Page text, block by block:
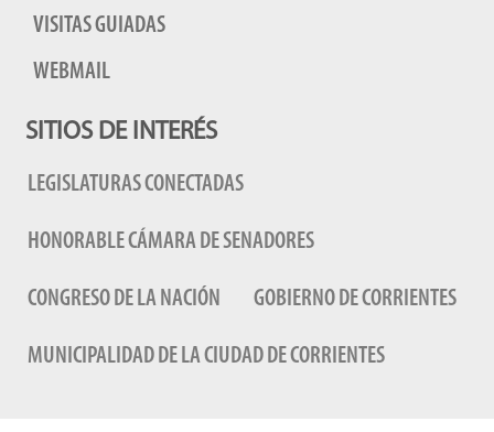
VISITAS GUIADAS
WEBMAIL
SITIOS DE INTERÉS
LEGISLATURAS CONECTADAS
HONORABLE CÁMARA DE SENADORES
CONGRESO DE LA NACIÓN GOBIERNO DE CORRIENTES
MUNICIPALIDAD DE LA CIUDAD DE CORRIENTES